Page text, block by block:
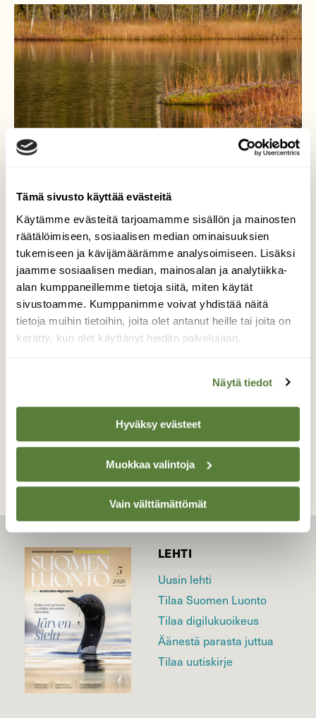
Tämä sivusto käyttää evästeitä
Käytämme evästeitä tarjoamamme sisällön ja mainosten
räätälöimiseen, sosiaalisen median ominaisuuksien
tukemiseen ja kävijämäärämme analysoimiseen. Lisäksi
jaamme sosiaalisen median, mainosalan ja analytiikka-
alan kumppaneillemme tietoja siitä, miten käytät
sivustoamme. Kumppanimme voivat yhdistää näitä
tietoja muihin tietoihin, joita olet antanut heille tai joita on
kerätty, kun olet käyttänyt heidän palvelujaan.
Näytä tiedot
Hyväksy evästeet
Muokkaa valintoja
Vain välttämättömät
Syksyn monen väriset
sammalet
Värien hehku löytyy myös sammaleista
Valokuvaaja: Lahja Toivanen, Nurmes Mujejärvi
TAKAISIN LISTAAN
LEHTI
Uusin lehti
Tilaa Suomen Luonto
Tilaa digilukuoikeus
Äänestä parasta juttua
Tilaa uutiskirje